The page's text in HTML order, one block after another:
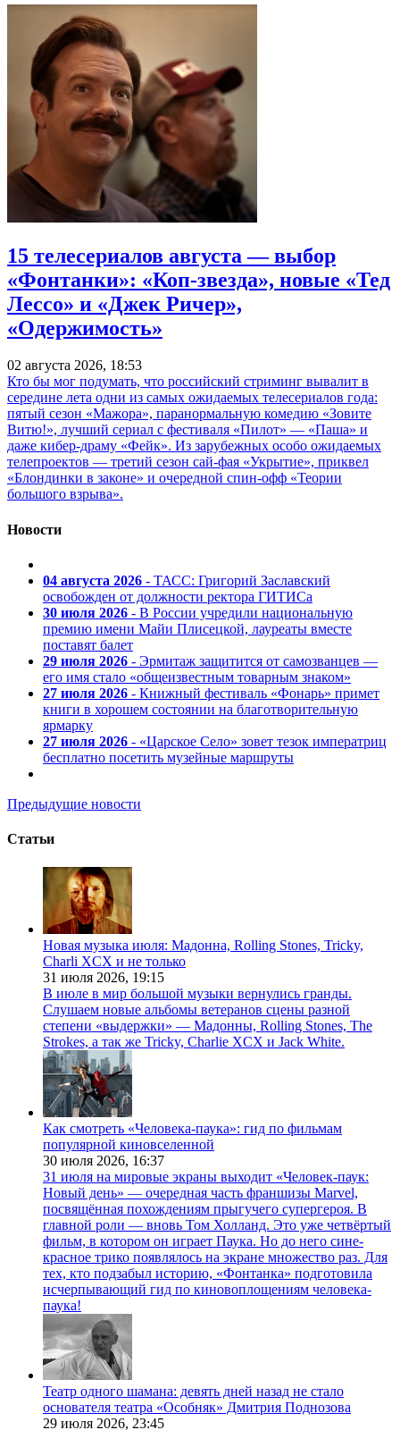
15 телесериалов августа — выбор
«Фонтанки»: «Коп-звезда», новые «Тед
Лессо» и «Джек Ричер»,
«Одержимость»
02 августа 2026, 18:53
Кто бы мог подумать, что российский стриминг вывалит в
середине лета одни из самых ожидаемых телесериалов года:
пятый сезон «Мажора», паранормальную комедию «Зовите
Витю!», лучший сериал с фестиваля «Пилот» — «Паша» и
даже кибер-драму «Фейк». Из зарубежных особо ожидаемых
телепроектов — третий сезон сай-фая «Укрытие», приквел
«Блондинки в законе» и очередной спин-офф «Теории
большого взрыва».
Новости
04 августа 2026 - ТАСС: Григорий Заславский
освобожден от должности ректора ГИТИСа
30 июля 2026 - В России учредили национальную
премию имени Майи Плисецкой, лауреаты вместе
поставят балет
29 июля 2026 - Эрмитаж защитится от самозванцев —
его имя стало «общеизвестным товарным знаком»
27 июля 2026 - Книжный фестиваль «Фонарь» примет
книги в хорошем состоянии на благотворительную
ярмарку
27 июля 2026 - «Царское Село» зовет тезок императриц
бесплатно посетить музейные маршруты
Предыдущие новости
Статьи
Новая музыка июля: Мадонна, Rolling Stones, Tricky,
Charli XCX и не только
31 июля 2026, 19:15
В июле в мир большой музыки вернулись гранды.
Слушаем новые альбомы ветеранов сцены разной
степени «выдержки» — Мадонны, Rolling Stones, The
Strokes, а так же Tricky, Charlie XCX и Jack White.
Как смотреть «Человека-паука»: гид по фильмам
популярной киновселенной
30 июля 2026, 16:37
31 июля на мировые экраны выходит «Человек-паук:
Новый день» — очередная часть франшизы Marvel,
посвящённая похождениям прыгучего супергероя. В
главной роли — вновь Том Холланд. Это уже четвёртый
фильм, в котором он играет Паука. Но до него сине-
красное трико появлялось на экране множество раз. Для
тех, кто подзабыл историю, «Фонтанка» подготовила
исчерпывающий гид по киновоплощениям человека-
паука!
Театр одного шамана: девять дней назад не стало
основателя театра «Особняк» Дмитрия Поднозова
29 июля 2026, 23:45